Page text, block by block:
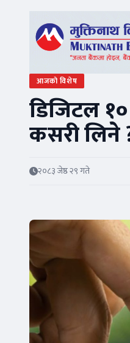
आजको विशेष
डिजिटल
कसरी लिने
२०८३ जेष्ठ २९ गते